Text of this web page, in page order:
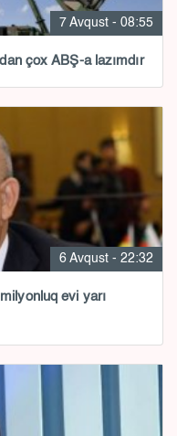
7 Avqust - 08:55
çox ABŞ-a lazımdır
6 Avqust - 22:32
evi yarı